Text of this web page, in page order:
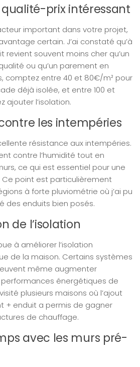
prix intéressant
important dans votre projet,
certain. J’ai constaté qu’à
revient souvent moins cher qu’un
ou qu’un parement en
comptez entre 40 et 80€/m² pour
déjà isolée, et entre 100 et
ajouter l’isolation.
les intempéries
résistance aux intempéries.
contre l’humidité tout en
ce qui est essentiel pour une
Ce point est particulièrement
à forte pluviométrie où j’ai pu
des enduits bien posés.
de l’isolation
à améliorer l’isolation
de la maison. Certains systèmes
même augmenter
énergétiques de
plusieurs maisons où l’ajout
+ enduit a permis de gagner
de chauffage.
avec les murs pré-